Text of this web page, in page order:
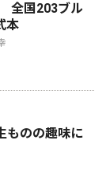
全国203ブル
本
ものの趣味に